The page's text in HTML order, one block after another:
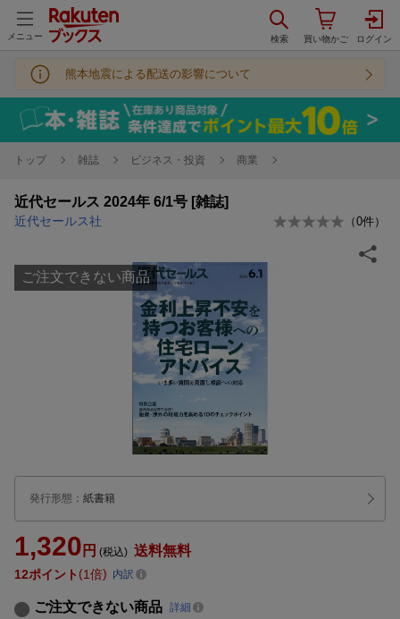
メニュー
熊本地震による配送の影響について
トップ 雑誌 ビジネス・投資 商業
近代セールス 2024年 6/1号 [雑誌]
近代セールス社 （0件）
ご注文できない商品
発行形態 ： 紙書籍
1,320 円 (税込) 送料無料
12ポイント 1倍 内訳
ご注文できない商品 詳細